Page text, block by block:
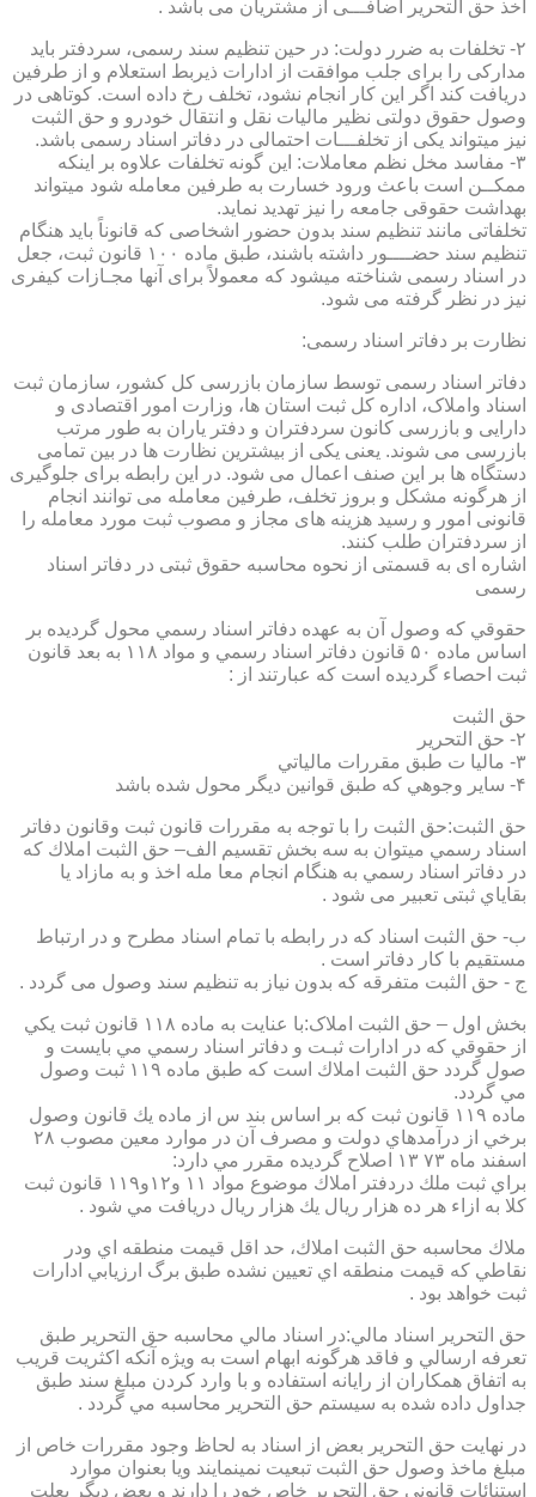
اخذ حق التحریر اضافـــی از مشتریان می باشد .
۲- تخلفات به ضرر دولت: در حین تنظیم سند رسمی، سردفتر باید
مدارکی را برای جلب موافقت از ادارات ذیربط استعلام و از طرفین
دریافت کند اگر این کار انجام نشود، تخلف رخ داده است. کوتاهی در
وصول حقوق دولتی نظیر مالیات نقل و انتقال خودرو و حق الثبت
نیز میتواند یکی از تخلفـــات احتمالی در دفاتر اسناد رسمی باشد.
۳- مفاسد مخل نظم معاملات: این گونه تخلفات علاوه بر اینکه
ممکــن است باعث ورود خسارت به طرفین معامله شود میتواند
بهداشت حقوقی جامعه را نیز تهدید نماید.
تخلفاتی مانند تنظیم سند بدون حضور اشخاصی که قانوناً باید هنگام
تنظیم سند حضــــور داشته باشند، طبق ماده ۱۰۰ قانون ثبت، جعل
در اسناد رسمی شناخته میشود که معمولاً برای آنها مجـازات کیفری
نیز در نظر گرفته می شود.
نظارت بر دفاتر اسناد رسمی:
دفاتر اسناد رسمی توسط سازمان بازرسی کل کشور، سازمان ثبت
اسناد واملاک، اداره کل ثبت استان ها، وزارت امور اقتصادی و
دارایی و بازرسی کانون سردفتران و دفتر یاران به طور مرتب
بازرسی می شوند. یعنی یکی از بیشترین نظارت ها در بین تمامی
دستگاه ها بر این صنف اعمال می شود. در این رابطه برای جلوگیری
از هرگونه مشکل و بروز تخلف، طرفین معامله می توانند انجام
قانونی امور و رسید هزینه های مجاز و مصوب ثبت مورد معامله را
از سردفتران طلب کنند.
اشاره ای به قسمتی از نحوه محاسبه حقوق ثبتی در دفاتر اسناد
رسمی
حقوقي كه وصول آن به عهده دفاتر اسناد رسمي محول گرديده بر
اساس ماده ۵۰ قانون دفاتر اسناد رسمي و مواد ۱۱۸ به بعد قانون
ثبت احصاء گرديده است كه عبارتند از :
حق الثبت
۲- حق التحرير
۳- ماليا ت طبق مقررات مالياتي
۴- ساير وجوهي كه طبق قوانين ديگر محول شده باشد
حق الثبت:حق الثبت را با توجه به مقررات قانون ثبت وقانون دفاتر
اسناد رسمي ميتوان به سه بخش تقسيم الف– حق الثبت املاك كه
در دفاتر اسناد رسمي به هنگام انجام معا مله اخذ و به مازاد يا
بقاياي ثبتی تعبیر می شود .
ب- حق الثبت اسناد كه در رابطه با تمام اسناد مطرح و در ارتباط
مستقيم با كار دفاتر است .
ج - حق الثبت متفرقه كه بدون نياز به تنظیم سند وصول می گردد .
بخش اول – حق الثبت املاک:با عنايت به ماده ۱۱۸ قانون ثبت يكي
از حقوقي كه در ادارات ثبـت و دفاتر اسناد رسمي مي بايست و
صول گردد حق الثبت املاك است كه طبق ماده ۱۱۹ ثبت وصول
مي گردد.
ماده ۱۱۹ قانون ثبت كه بر اساس بند س از ماده يك قانون وصول
برخي از درآمدهاي دولت و مصرف آن در موارد معين مصوب ۲۸
اسفند ماه ۷۳ ۱۳ اصلاح گرديده مقرر مي دارد:
براي ثبت ملك دردفتر املاك موضوع مواد ۱۱ و۱۲و۱۱۹ قانون ثبت
كلا به ازاء هر ده هزار ريال يك هزار ريال دريافت مي شود .
ملاك محاسبه حق الثبت املاك، حد اقل قيمت منطقه اي ودر
نقاطي كه قيمت منطقه اي تعيين نشده طبق برگ ارزيابي ادارات
ثبت خواهد بود .
حق التحرير اسناد مالي:در اسناد مالي محاسبه حق التحرير طبق
تعرفه ارسالي و فاقد هرگونه ابهام است به ويژه آنكه اكثريت قريب
به اتفاق همكاران از رايانه استفاده و با وارد كردن مبلغ سند طبق
جداول داده شده به سيستم حق التحرير محاسبه مي گردد .
در نهايت حق التحرير بعض از اسناد به لحاظ وجود مقررات خاص از
مبلغ ماخذ وصول حق الثبت تبعيت نمينمايند ويا بعنوان موارد
استنائات قانوني حق التحرير خاص خود را دارند و بعض ديگر بعلت